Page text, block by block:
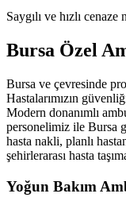
Saygılı ve hızlı
Bursa Özel
Bursa ve çevresinde
Hastalarımızın
Modern donanımlı
personelimiz ile Bursa
hasta nakli, planlı
şehirlerarası hasta
Yoğun Bakım